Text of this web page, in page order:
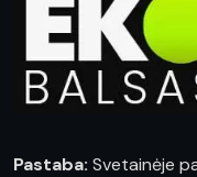
Pastaba: Svetainėje